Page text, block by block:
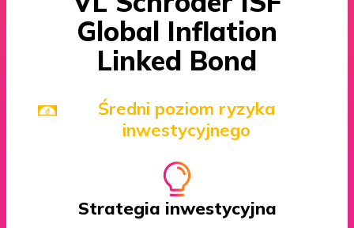
Global Inflation
Linked Bond
Średni poziom ryzyka
inwestycyjnego
Strategia inwestycyjna